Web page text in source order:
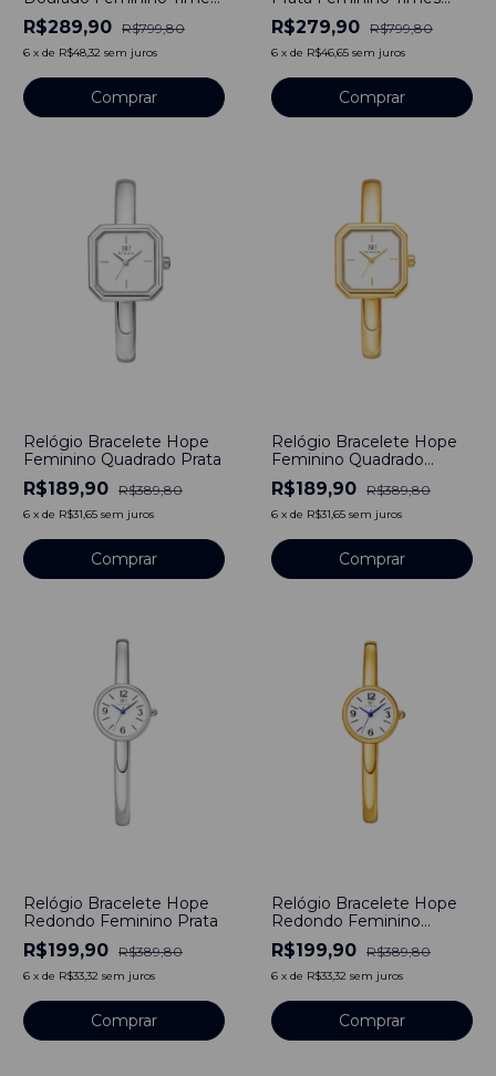
Square Line Gold Aço
Inoxidável Banho em
Titânio
R$289,90 R$799,80
6 x de R$48,32 sem juros
Comprar
Square Line Aço
Inoxidável Banho em
Titânio
R$279,90 R$799,80
6 x de R$46,65 sem juros
Comprar
Relógio Bracelete Hope
Feminino Quadrado Prata
R$189,90 R$389,80
6 x de R$31,65 sem juros
Relógio Bracelete Hope
Feminino Quadrado
Dourado
R$189,90 R$389,80
6 x de R$31,65 sem juros
Relógio Bracelete Hope
Redondo Feminino Prata
R$199,90 R$389,80
6 x de R$33,32 sem juros
Relógio Bracelete Hope
Redondo Feminino
Dourado
R$199,90 R$389,80
6 x de R$33,32 sem juros